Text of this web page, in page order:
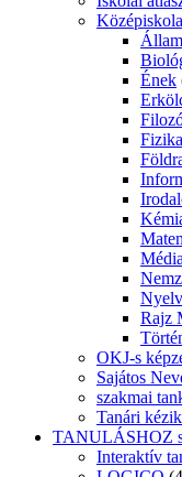
Középiskola
Ének
Fizika
Média
Rajz
OKJ-s
Sajátos
szakmai
Tanári
TANULÁSHOZ
Interaktív